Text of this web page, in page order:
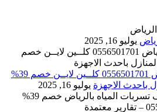
يوليو 16, 2025
شركة تنظيف بالرياض 0556501701 كلــين لايــن خصم 39%
باحدث الاجهزة يوليو 16, 2025